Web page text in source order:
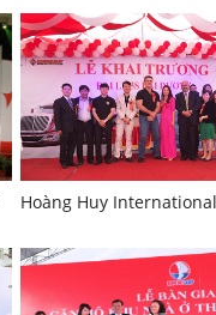
Hoàng Huy International